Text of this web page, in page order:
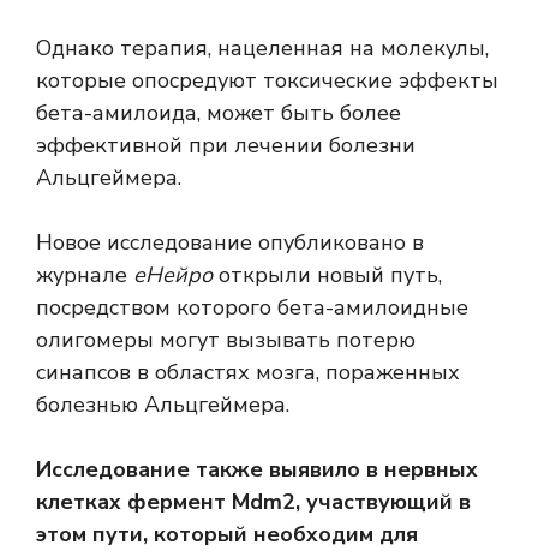
Однако терапия, нацеленная на молекулы,
которые опосредуют токсические эффекты
бета-амилоида, может быть более
эффективной при лечении болезни
Альцгеймера.
Новое исследование опубликовано в
журнале еНейрооткрыли новый путь,
посредством которого бета-амилоидные
олигомеры могут вызывать потерю
синапсов в областях мозга, пораженных
болезнью Альцгеймера.
Исследование также выявило в нервных
клетках фермент Mdm2, участвующий в
этом пути, который необходим для